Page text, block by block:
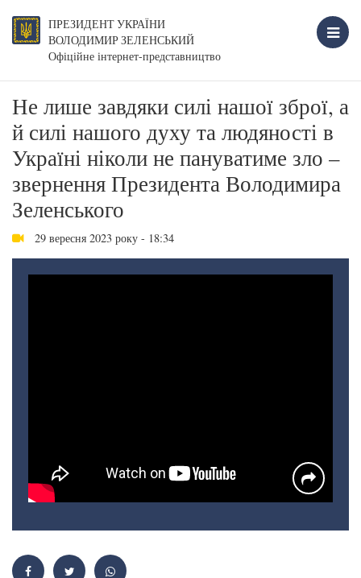
ПРЕЗИДЕНТ УКРАЇНИ
ВОЛОДИМИР ЗЕЛЕНСЬКИЙ
Офіційне інтернет-представництво
Не лише завдяки силі нашої зброї, а
й силі нашого духу та людяності в
Україні ніколи не пануватиме зло –
звернення Президента Володимира
Зеленського
29 вересня 2023 року - 18:34